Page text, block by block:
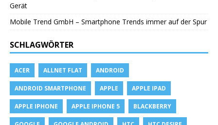
Gerät
Mobile Trend GmbH – Smartphone Trends immer auf der Spur
SCHLAGWÖRTER
ACER ALLNET FLAT ANDROID
ANDROID SMARTPHONE APPLE APPLE IPAD
APPLE IPHONE APPLE IPHONE 5 BLACKBERRY